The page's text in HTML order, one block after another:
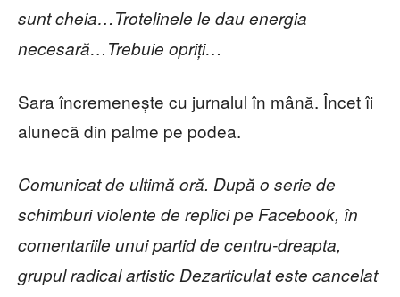
sunt cheia…Trotelinele le dau energia
necesară…Trebuie opriți…
Sara încremenește cu jurnalul în mână. Încet îi
alunecă din palme pe podea.
Comunicat de ultimă oră. După o serie de
schimburi violente de replici pe Facebook, în
comentariile unui partid de centru-dreapta,
grupul radical artistic Dezarticulat este cancelat